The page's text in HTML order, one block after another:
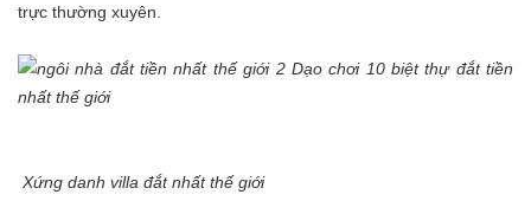
trực thường xuyên.
Xứng danh villa đắt nhất thế giới